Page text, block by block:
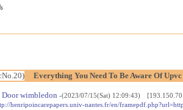
Everything You Need To Be Aware Of
Door wimbledon -(2023/07/15(Sat) 12:09:43)
henripoincarepapers.univ-nantes.fr/en/